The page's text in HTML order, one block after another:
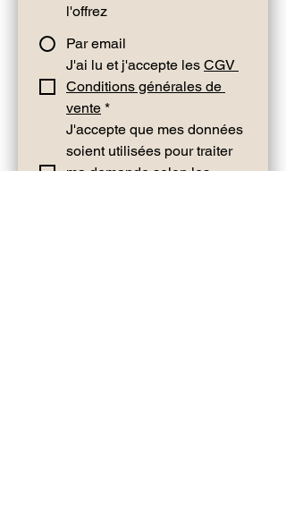
l'offrez
Par email
J'ai lu et j'accepte les CGV
Conditions générales de
vente *
J'accepte que mes données
soient utilisées pour traiter
ma demande selon les